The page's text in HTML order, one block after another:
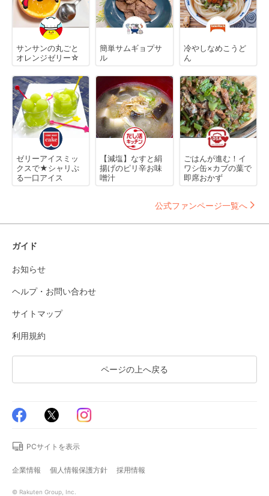
サンサンの丸ごと
オレンジゼリー☆
簡単サムギョプサ
ル
冷やしなめこうど
ん
ゼリーアイスミッ
クスで★シャリぷ
る一口アイス
【減塩】なすと絹
揚げのピリ辛お味
噌汁
ごはんが進む！イ
ワシ缶×カブの葉で
即席おかず
公式ファンページ一覧へ
ガイド
お知らせ
ヘルプ・お問い合わせ
サイトマップ
利用規約
ページの上へ戻る
PCサイトを表示
企業情報 個人情報保護方針 採用情報
© Rakuten Group, Inc.